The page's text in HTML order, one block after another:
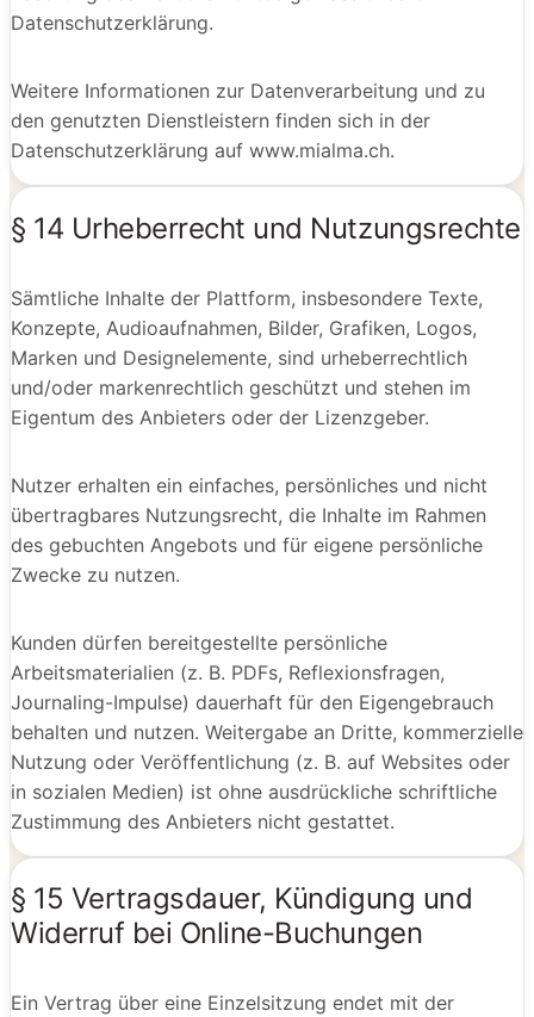
Datenschutzerklärung.
Weitere Informationen zur Datenverarbeitung und zu
den genutzten Dienstleistern finden sich in der
Datenschutzerklärung auf www.mialma.ch.
§ 14 Urheberrecht und Nutzungsrechte
Sämtliche Inhalte der Plattform, insbesondere Texte,
Konzepte, Audioaufnahmen, Bilder, Grafiken, Logos,
Marken und Designelemente, sind urheberrechtlich
und/oder markenrechtlich geschützt und stehen im
Eigentum des Anbieters oder der Lizenzgeber.
Nutzer erhalten ein einfaches, persönliches und nicht
übertragbares Nutzungsrecht, die Inhalte im Rahmen
des gebuchten Angebots und für eigene persönliche
Zwecke zu nutzen.
Kunden dürfen bereitgestellte persönliche
Arbeitsmaterialien (z. B. PDFs, Reflexionsfragen,
Journaling-Impulse) dauerhaft für den Eigengebrauch
behalten und nutzen. Weitergabe an Dritte, kommerzielle
Nutzung oder Veröffentlichung (z. B. auf Websites oder
in sozialen Medien) ist ohne ausdrückliche schriftliche
Zustimmung des Anbieters nicht gestattet.
§ 15 Vertragsdauer, Kündigung und
Widerruf bei Online-Buchungen
Ein Vertrag über eine Einzelsitzung endet mit der